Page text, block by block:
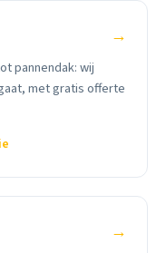
→
pannendak: wij
met gratis offerte
→